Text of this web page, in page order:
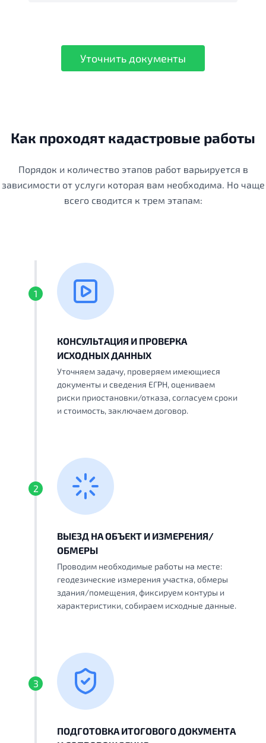
Уточнить документы
Как проходят кадастровые работы
Порядок и количество этапов работ варьируется в
зависимости от услуги которая вам необходима. Но чаще
всего сводится к трем этапам:
1
КОНСУЛЬТАЦИЯ И ПРОВЕРКА
ИСХОДНЫХ ДАННЫХ
Уточняем задачу, проверяем имеющиеся
документы и сведения ЕГРН, оцениваем
риски приостановки/отказа, согласуем сроки
и стоимость, заключаем договор.
2
ВЫЕЗД НА ОБЪЕКТ И ИЗМЕРЕНИЯ/
ОБМЕРЫ
Проводим необходимые работы на месте:
геодезические измерения участка, обмеры
здания/помещения, фиксируем контуры и
характеристики, собираем исходные данные.
3
ПОДГОТОВКА ИТОГОВОГО ДОКУМЕНТА